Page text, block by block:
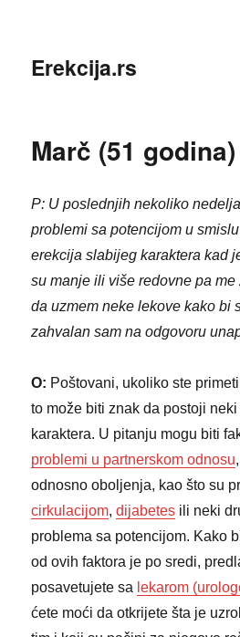
Erekcija.rs
Marč (51 godina)
P: U poslednjih nekoliko
problemi sa potencijom u
erekcija slabijeg karaktera kad
su manje ili više redovne pa
da uzmem neke lekove kako bi
zahvalan sam na odgovoru
O: Poštovani, ukoliko ste
to može biti znak da postoji
karaktera. U pitanju mogu biti
problemi u partnerskom odnosu
odnosno oboljenja, kao što su
cirkulacijom,dijabetes ili neki
problema sa potencijom. Kako
od ovih faktora je po sredi,
posavetujete sa lekarom
ćete moći da otkrijete šta je